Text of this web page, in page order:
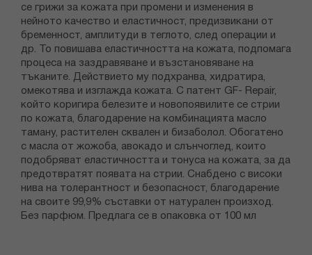
се грижи за кожата при промени и изменения в
нейното качество и еластичност, предизвикани от
бременност, амплитуди в теглото, след операции и
др. То повишава еластичността на кожата, подпомага
процеса на заздравяване и възстановяване на
тъканите. Действието му подхранва, хидратира,
омекотява и изглажда кожата. С патент GF- Repair,
който коригира белезите и новопоявилите се стрии
по кожата, благодарение на комбинацията масло
таману, растителен сквален и бизаболол. Обогатено
с масла от жожоба, авокадо и слънчоглед, които
подобряват еластичността и тонуса на кожата, за да
предотвратят появата на стрии. Снабдено с високи
нива на толерантност и безопасност, благодарение
на своите 99,9% съставки от натурален произход.
Без парфюм. Предлага се в опаковка от 100 мл